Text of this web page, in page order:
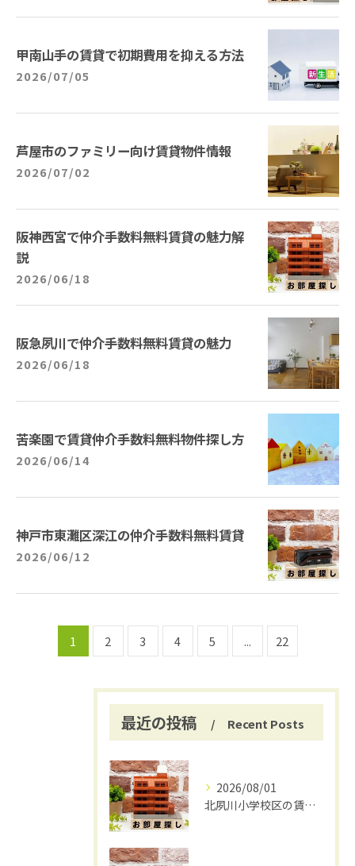
甲南山手の賃貸で初期費用を抑える方法
2026/07/05
芦屋市のファミリー向け賃貸物件情報
2026/07/02
阪神西宮で仲介手数料無料賃貸の魅力解
説
2026/06/18
阪急夙川で仲介手数料無料賃貸の魅力
2026/06/18
苦楽園で賃貸仲介手数料無料物件探し方
2026/06/14
神戸市東灘区深江の仲介手数料無料賃貸
2026/06/12
1 2 3 4 5 ... 22
最近の投稿 Recent Posts
2026/08/01
北夙川小学校区の賃貸と仲介手数料無料の魅力